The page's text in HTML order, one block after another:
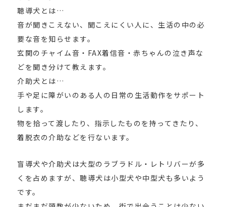
聴導犬とは…
音が聞きこえない、聞こえにくい人に、生活の中の必
要な音を知らせます。
玄関のチャイム音・FAX着信音・赤ちゃんの泣き声な
どを聞き分けて教えます。
介助犬とは…
手や足に障がいのある人の日常の生活動作をサポート
します。
物を拾って渡したり、指示したものを持ってきたり、
着脱衣の介助などを行ないます。
盲導犬や介助犬は大型のラブラドル・レトリバーが多
くを占めますが、聴導犬は小型犬や中型犬も多いよう
です。